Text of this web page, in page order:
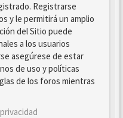
Registrarse
y le permitirá un amplio
del Sitio puede
a los usuarios
asegúrese de estar
de uso y políticas
de los foros mientras